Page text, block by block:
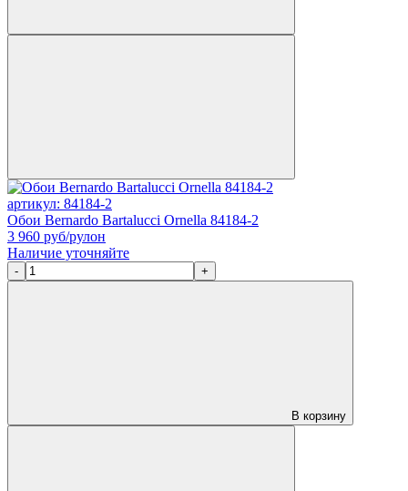
артикул: 84184-2
Обои Bernardo Bartalucci Ornella 84184-2
3 960 руб/рулон
Наличие уточняйте
- +
В корзину